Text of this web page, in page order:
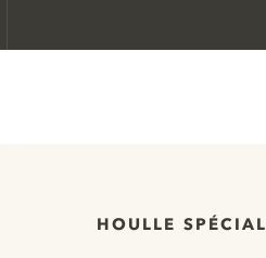
HOULLE SPÉCIAL